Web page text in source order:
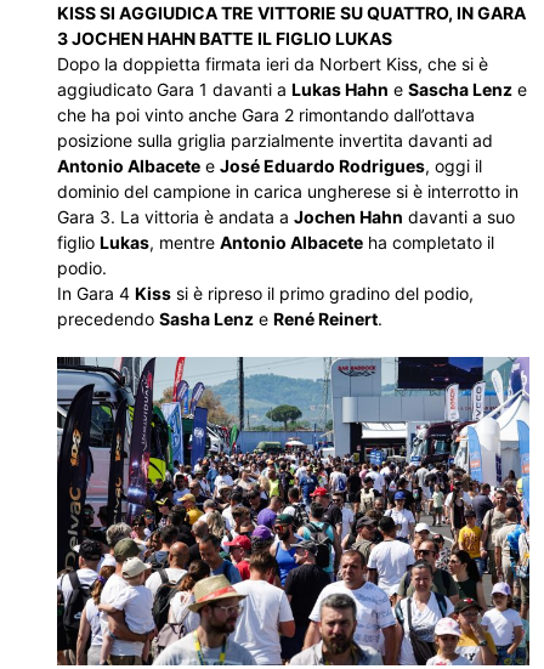
KISS SI AGGIUDICA TRE VITTORIE SU QUATTRO, IN GARA
3 JOCHEN HAHN BATTE IL FIGLIO LUKAS
Dopo la doppietta firmata ieri da Norbert Kiss, che si è
aggiudicato Gara 1 davanti a Lukas Hahn e Sascha Lenz e
che ha poi vinto anche Gara 2 rimontando dall’ottava
posizione sulla griglia parzialmente invertita davanti ad
Antonio Albacete e José Eduardo Rodrigues, oggi il
dominio del campione in carica ungherese si è interrotto in
Gara 3. La vittoria è andata a Jochen Hahn davanti a suo
figlio Lukas, mentre Antonio Albacete ha completato il
podio.
In Gara 4 Kiss si è ripreso il primo gradino del podio,
precedendo Sasha Lenz e René Reinert.